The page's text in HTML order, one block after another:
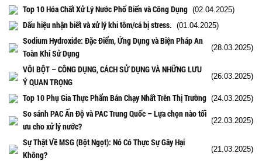
Top 10 Hóa Chất Xử Lý Nước Phổ Biến và Công Dụng (02.04.2025)
Dấu hiệu nhận biết và xử lý khi tôm/cá bị stress. (01.04.2025)
Sodium Hydroxide: Đặc Điểm, Ứng Dụng và Biện Pháp An
Toàn Khi Sử Dụng
(28.03.2025)
VÔI BỘT – CÔNG DỤNG, CÁCH SỬ DỤNG VÀ NHỮNG LƯU
Ý QUAN TRỌNG
(26.03.2025)
Top 10 Phụ Gia Thực Phẩm Bán Chạy Nhất Trên Thị Trường (24.03.2025)
So sánh PAC Ấn Độ và PAC Trung Quốc – Lựa chọn nào tối
ưu cho xử lý nước?
(22.03.2025)
Sự Thật Về MSG (Bột Ngọt): Nó Có Thực Sự Gây Hại
Không?
(21.03.2025)